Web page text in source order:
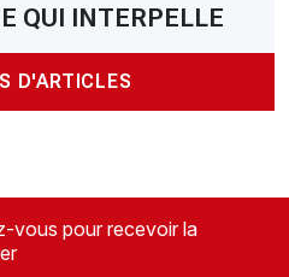
QUI INTERPELLE
D'ARTICLES
vous pour recevoir la